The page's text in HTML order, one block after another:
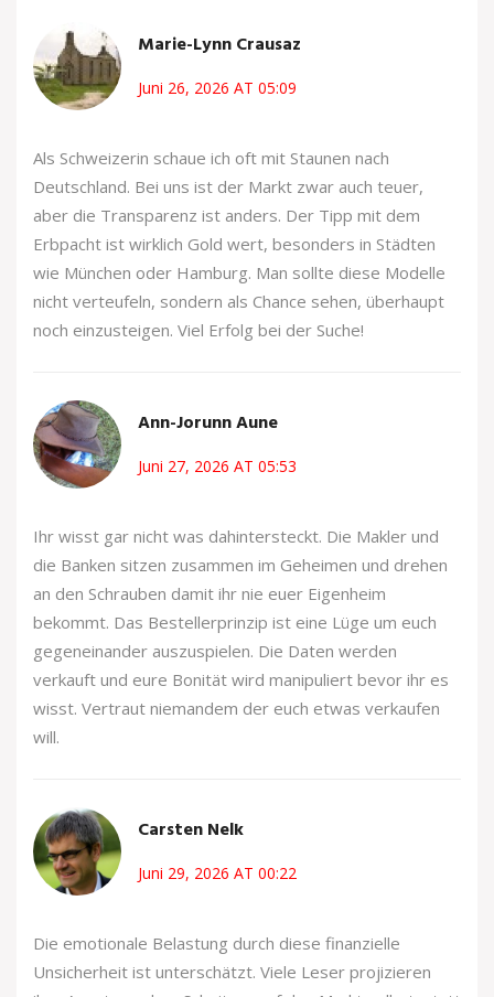
Marie-Lynn Crausaz
Juni 26, 2026 AT 05:09
Als Schweizerin schaue ich oft mit Staunen nach
Deutschland. Bei uns ist der Markt zwar auch teuer,
aber die Transparenz ist anders. Der Tipp mit dem
Erbpacht ist wirklich Gold wert, besonders in Städten
wie München oder Hamburg. Man sollte diese Modelle
nicht verteufeln, sondern als Chance sehen, überhaupt
noch einzusteigen. Viel Erfolg bei der Suche!
Ann-Jorunn Aune
Juni 27, 2026 AT 05:53
Ihr wisst gar nicht was dahintersteckt. Die Makler und
die Banken sitzen zusammen im Geheimen und drehen
an den Schrauben damit ihr nie euer Eigenheim
bekommt. Das Bestellerprinzip ist eine Lüge um euch
gegeneinander auszuspielen. Die Daten werden
verkauft und eure Bonität wird manipuliert bevor ihr es
wisst. Vertraut niemandem der euch etwas verkaufen
will.
Carsten Nelk
Juni 29, 2026 AT 00:22
Die emotionale Belastung durch diese finanzielle
Unsicherheit ist unterschätzt. Viele Leser projizieren